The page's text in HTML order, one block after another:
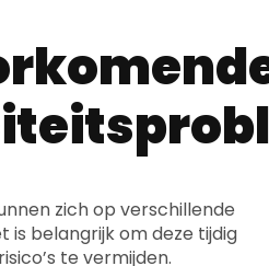
zich op verschillende
is belangrijk om deze tijdig
te vermijden.